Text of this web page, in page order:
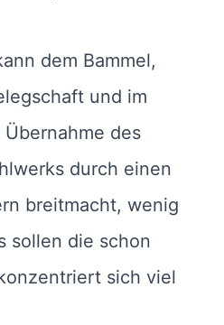
dem Bammel,
und im
des
durch einen
breitmacht, wenig
sollen die schon
sich viel